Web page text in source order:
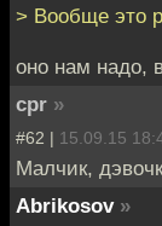
> Вообще это
оно нам надо,
cpr »
#62 | 15.09.15
Малчик,
Abrikosov »